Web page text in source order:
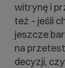
witrynę i
też – jeśli
jeszcze
na
decyzji,